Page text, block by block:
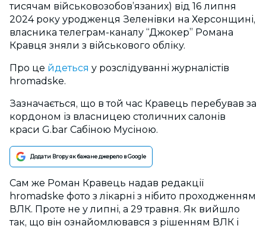
тисячам військовозобов’язаних) від 16 липня
2024 року уродженця Зеленівки на Херсонщині,
власника телеграм-каналу “Джокер” Романа
Кравця зняли з військового обліку.
Про це йдеться у розслідуванні журналістів
hromadske.
Зазначається, що в той час Кравець перебував за
кордоном із власницею столичних салонів
краси G.bar Сабіною Мусіною.
Додати Вгору як бажане джерело в Google
Сам же Роман Кравець надав редакції
hromadske фото з лікарні з нібито проходженням
ВЛК. Проте не у липні, а 29 травня. Як вийшло
так, що він ознайомлювався з рішенням ВЛК і